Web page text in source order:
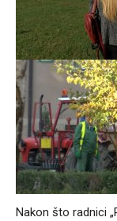
Nakon što radnici